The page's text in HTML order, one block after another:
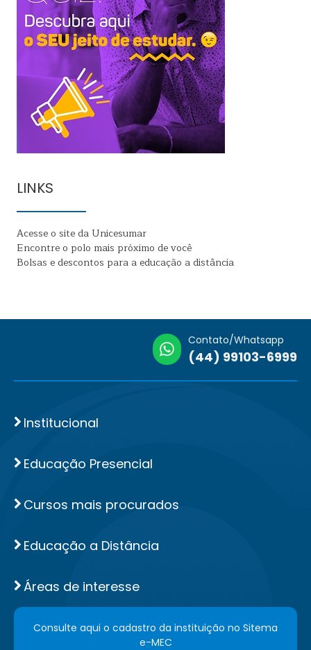
LINKS
Acesse o site da Unicesumar
Encontre o polo mais próximo de você
Bolsas e descontos para a educação a distância
Contato/Whatsapp
(44) 99103-6999
Institucional
Educação Presencial
Cursos mais procurados
Educação a Distância
Áreas de interesse
Consulte aqui o cadastro da instituição no Sitema
e-MEC